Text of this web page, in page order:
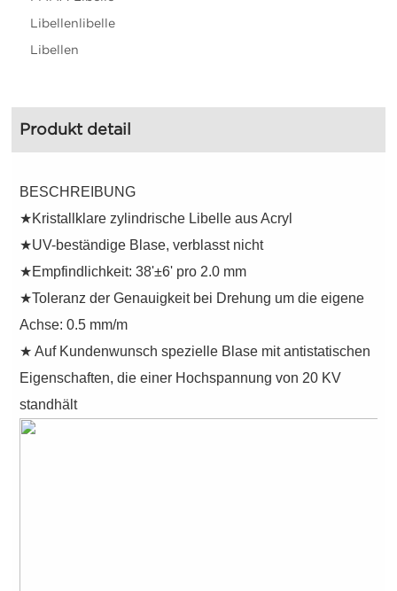
Libellenlibelle
Libellen
Produkt detail
BESCHREIBUNG
★Kristallklare zylindrische Libelle aus Acryl
★UV-beständige Blase, verblasst nicht
★Empfindlichkeit: 38'±6' pro 2.0 mm
★Toleranz der Genauigkeit bei Drehung um die eigene
Achse: 0.5 mm/m
★ Auf Kundenwunsch spezielle Blase mit antistatischen
Eigenschaften, die einer Hochspannung von 20 KV
standhält